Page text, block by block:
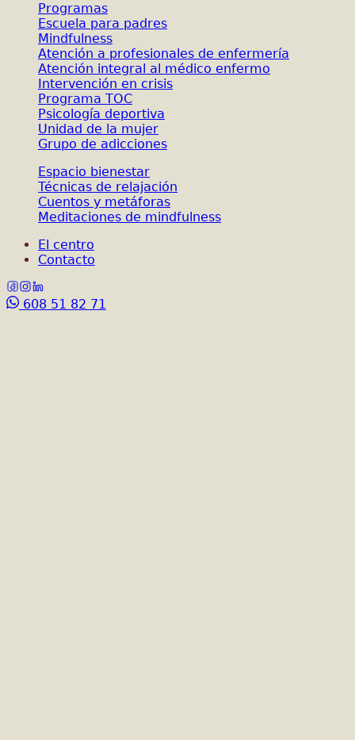
Programas
Escuela para padres
Mindfulness
Atención a profesionales de enfermería
Atención integral al médico enfermo
Intervención en crisis
Programa TOC
Psicología deportiva
Unidad de la mujer
Grupo de adicciones
Espacio bienestar
Técnicas de relajación
Cuentos y metáforas
Meditaciones de mindfulness
El centro
Contacto
608 51 82 71